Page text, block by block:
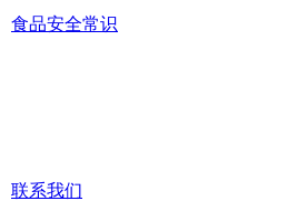
食品安全常识
联系我们